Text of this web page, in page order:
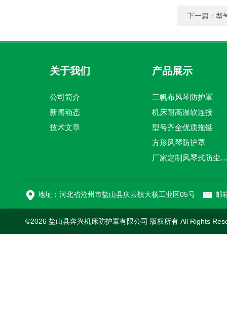
下一篇： 型
关于我们
公司简介
新闻动态
技术文章
产品展示
三帆布风琴防护罩
机床耐高温软连接
型号齐全优质拖链
方形风琴防护罩
厂家定制风琴式
地址：河北省沧州市盐山县庆云镇大杨工业区05号 邮
©2026 盐山县奔兴机床防护罩有限公司 版权所有 All Rights